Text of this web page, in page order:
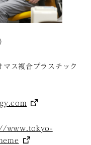
マス複合プラスチック
www.tokyo-